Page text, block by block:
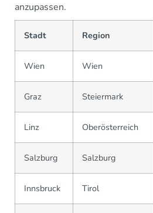
anzupassen.
Stadt Region
Wien Wien
Graz Steiermark
Linz Oberösterreich
Salzburg Salzburg
Innsbruck Tirol